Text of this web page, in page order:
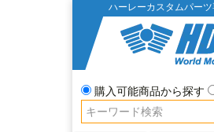
ハーレーカスタムパー
購入可能商品から探す